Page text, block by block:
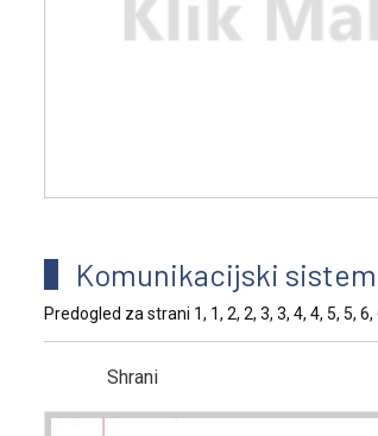
Komunikacijski
Predogled za strani 1, 1, 2, 2, 3, 3, 4, 4, 5, 5,
Shrani